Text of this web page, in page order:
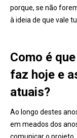
porque, se não
à ideia de que vale
Como é
faz hoje e
atuais?
Ao longo destes
em meados dos